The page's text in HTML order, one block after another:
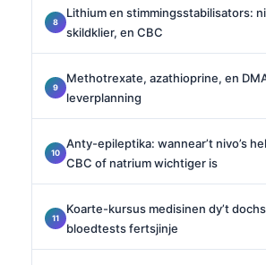
Lithium en stimmingsstabilisators:
skildklier, en CBC
Methotrexate, azathioprine, en
leverplanning
Anty-epileptika: wannear’t nivo’s
CBC of natrium wichtiger is
Koarte-kursus medisinen dy’t
bloedtests fertsjinje